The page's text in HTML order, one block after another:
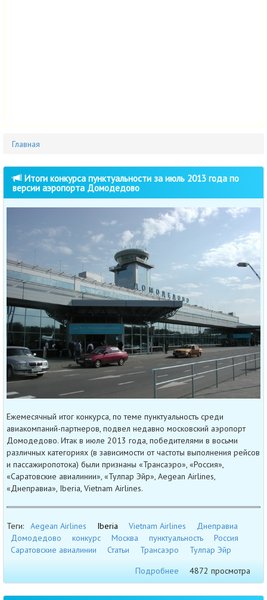
Главная
Итоги конкурса пунктуальности за июль 2013 года по
версии аэропорта Домодедово
Ежемесячный итог конкурса, по теме пунктуальность среди
авиакомпаний-партнеров, подвел недавно московский аэропорт
Домодедово. Итак в июле 2013 года, победителями в восьми
различных категориях (в зависимости от частоты выполнения рейсов
и пассажиропотока) были признаны «Трансаэро», «Россия»,
«Саратовские авиалинии», «Тулпар Эйр», Aegean Airlines,
«Днеправиа», Iberia, Vietnam Airlines.
Теги: Aegean Airlines Iberia Vietnam Airlines
Днеправиа
Домодедово
конкурс Москва пунктуальность
Россия
Саратовские авиалинии
Статьи Трансаэро
Тулпар Эйр
Подробнее
4872 просмотра